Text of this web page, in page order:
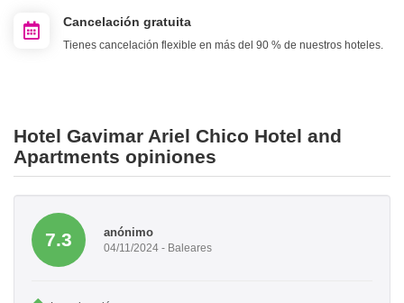
Cancelación gratuita
Tienes cancelación flexible en más del 90 % de nuestros hoteles.
Hotel Gavimar Ariel Chico Hotel and
Apartments opiniones
7.3 anónimo
04/11/2024 - Baleares